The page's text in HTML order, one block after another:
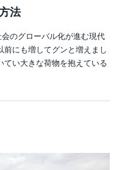
法
のグローバル化が進む現代
にも増してグンと増えまし
てい大きな荷物を抱えている